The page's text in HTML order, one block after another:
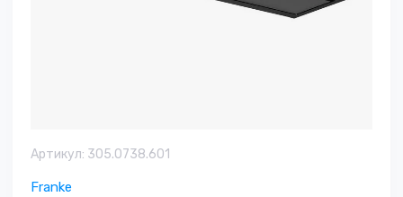
Артикул: 305.0738.601
Franke